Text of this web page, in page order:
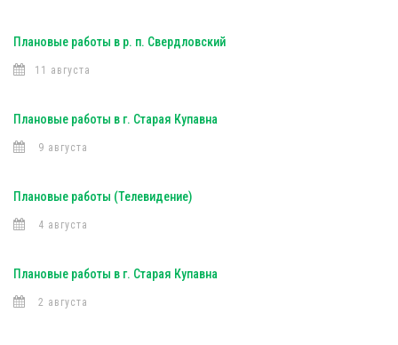
Плановые работы в р. п. Свердловский
11 августа
Плановые работы в г. Старая Купавна
9 августа
Плановые работы (Телевидение)
4 августа
Плановые работы в г. Старая Купавна
2 августа